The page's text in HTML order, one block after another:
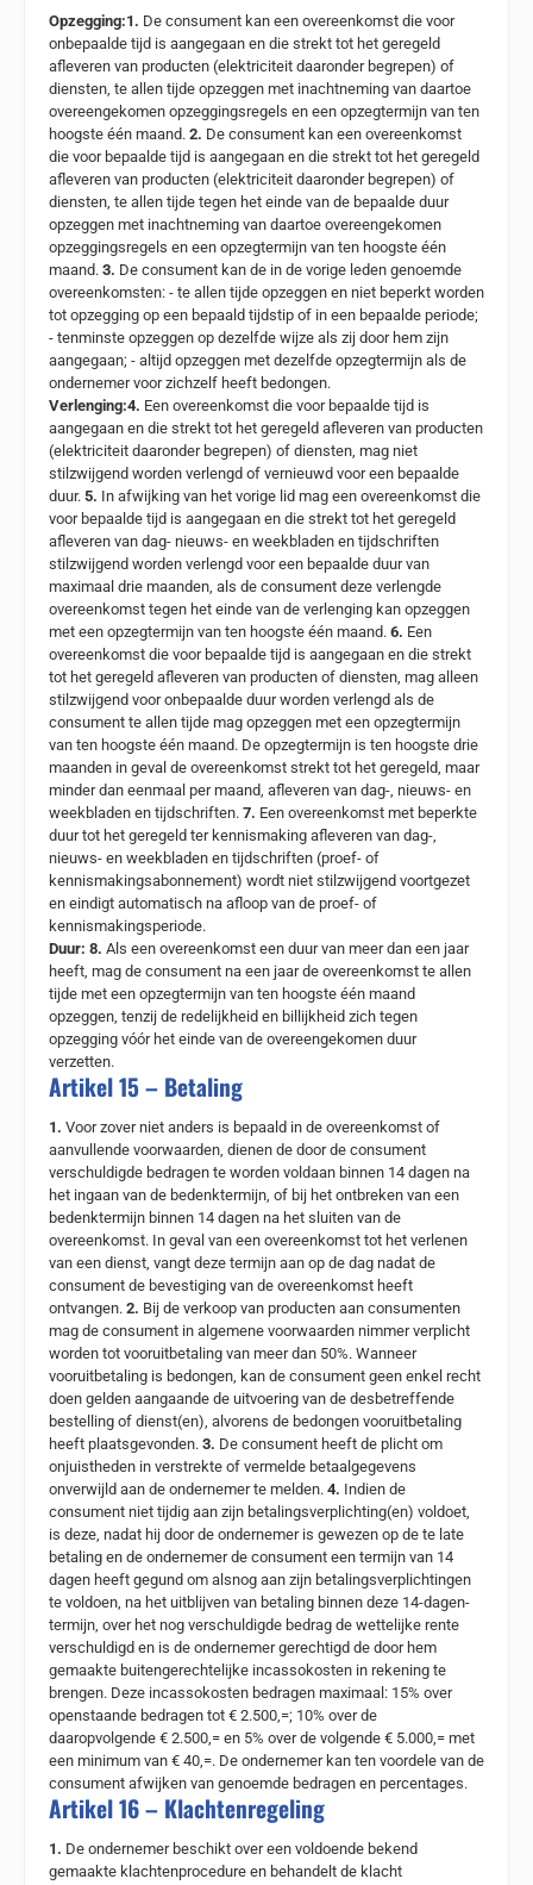
Opzegging:1. De consument kan een overeenkomst die voor
onbepaalde tijd is aangegaan en die strekt tot het geregeld
afleveren van producten (elektriciteit daaronder begrepen) of
diensten, te allen tijde opzeggen met inachtneming van daartoe
overeengekomen opzeggingsregels en een opzegtermijn van ten
hoogste één maand. 2. De consument kan een overeenkomst
die voor bepaalde tijd is aangegaan en die strekt tot het geregeld
afleveren van producten (elektriciteit daaronder begrepen) of
diensten, te allen tijde tegen het einde van de bepaalde duur
opzeggen met inachtneming van daartoe overeengekomen
opzeggingsregels en een opzegtermijn van ten hoogste één
maand. 3. De consument kan de in de vorige leden genoemde
overeenkomsten: - te allen tijde opzeggen en niet beperkt worden
tot opzegging op een bepaald tijdstip of in een bepaalde periode;
- tenminste opzeggen op dezelfde wijze als zij door hem zijn
aangegaan; - altijd opzeggen met dezelfde opzegtermijn als de
ondernemer voor zichzelf heeft bedongen.
Verlenging:4. Een overeenkomst die voor bepaalde tijd is
aangegaan en die strekt tot het geregeld afleveren van producten
(elektriciteit daaronder begrepen) of diensten, mag niet
stilzwijgend worden verlengd of vernieuwd voor een bepaalde
duur. 5. In afwijking van het vorige lid mag een overeenkomst die
voor bepaalde tijd is aangegaan en die strekt tot het geregeld
afleveren van dag- nieuws- en weekbladen en tijdschriften
stilzwijgend worden verlengd voor een bepaalde duur van
maximaal drie maanden, als de consument deze verlengde
overeenkomst tegen het einde van de verlenging kan opzeggen
met een opzegtermijn van ten hoogste één maand. 6. Een
overeenkomst die voor bepaalde tijd is aangegaan en die strekt
tot het geregeld afleveren van producten of diensten, mag alleen
stilzwijgend voor onbepaalde duur worden verlengd als de
consument te allen tijde mag opzeggen met een opzegtermijn
van ten hoogste één maand. De opzegtermijn is ten hoogste drie
maanden in geval de overeenkomst strekt tot het geregeld, maar
minder dan eenmaal per maand, afleveren van dag-, nieuws- en
weekbladen en tijdschriften. 7. Een overeenkomst met beperkte
duur tot het geregeld ter kennismaking afleveren van dag-,
nieuws- en weekbladen en tijdschriften (proef- of
kennismakingsabonnement) wordt niet stilzwijgend voortgezet
en eindigt automatisch na afloop van de proef- of
kennismakingsperiode.
Duur: 8. Als een overeenkomst een duur van meer dan een jaar
heeft, mag de consument na een jaar de overeenkomst te allen
tijde met een opzegtermijn van ten hoogste één maand
opzeggen, tenzij de redelijkheid en billijkheid zich tegen
opzegging vóór het einde van de overeengekomen duur
verzetten.
Artikel 15 – Betaling
1. Voor zover niet anders is bepaald in de overeenkomst of
aanvullende voorwaarden, dienen de door de consument
verschuldigde bedragen te worden voldaan binnen 14 dagen na
het ingaan van de bedenktermijn, of bij het ontbreken van een
bedenktermijn binnen 14 dagen na het sluiten van de
overeenkomst. In geval van een overeenkomst tot het verlenen
van een dienst, vangt deze termijn aan op de dag nadat de
consument de bevestiging van de overeenkomst heeft
ontvangen. 2. Bij de verkoop van producten aan consumenten
mag de consument in algemene voorwaarden nimmer verplicht
worden tot vooruitbetaling van meer dan 50%. Wanneer
vooruitbetaling is bedongen, kan de consument geen enkel recht
doen gelden aangaande de uitvoering van de desbetreffende
bestelling of dienst(en), alvorens de bedongen vooruitbetaling
heeft plaatsgevonden. 3. De consument heeft de plicht om
onjuistheden in verstrekte of vermelde betaalgegevens
onverwijld aan de ondernemer te melden. 4. Indien de
consument niet tijdig aan zijn betalingsverplichting(en) voldoet,
is deze, nadat hij door de ondernemer is gewezen op de te late
betaling en de ondernemer de consument een termijn van 14
dagen heeft gegund om alsnog aan zijn betalingsverplichtingen
te voldoen, na het uitblijven van betaling binnen deze 14-dagen-
termijn, over het nog verschuldigde bedrag de wettelijke rente
verschuldigd en is de ondernemer gerechtigd de door hem
gemaakte buitengerechtelijke incassokosten in rekening te
brengen. Deze incassokosten bedragen maximaal: 15% over
openstaande bedragen tot € 2.500,=; 10% over de
daaropvolgende € 2.500,= en 5% over de volgende € 5.000,= met
een minimum van € 40,=. De ondernemer kan ten voordele van de
consument afwijken van genoemde bedragen en percentages.
Artikel 16 – Klachtenregeling
1. De ondernemer beschikt over een voldoende bekend
gemaakte klachtenprocedure en behandelt de klacht